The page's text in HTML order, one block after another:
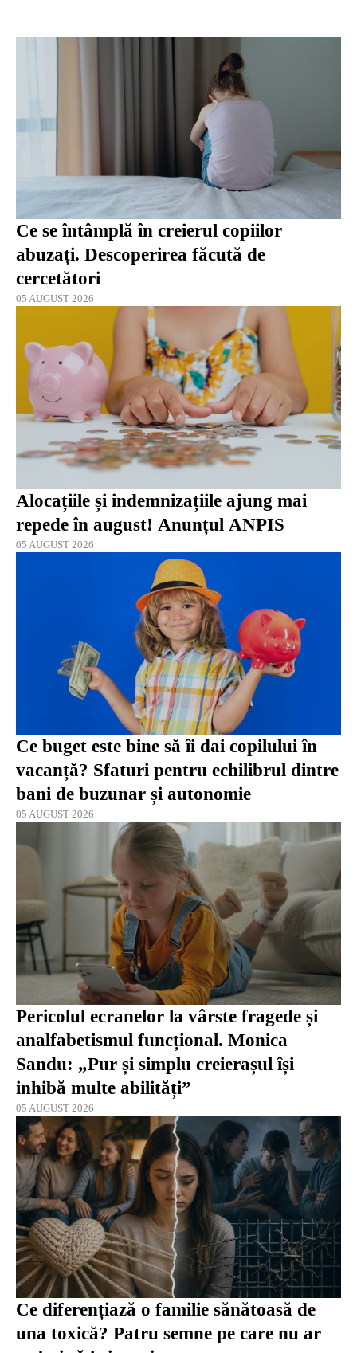
Ce se întâmplă în creierul copiilor
abuzați. Descoperirea făcută de
cercetători
05 AUGUST 2026
Alocațiile și indemnizațiile ajung mai
repede în august! Anunțul ANPIS
05 AUGUST 2026
Ce buget este bine să îi dai copilului în
vacanță? Sfaturi pentru echilibrul dintre
bani de buzunar și autonomie
05 AUGUST 2026
Pericolul ecranelor la vârste fragede și
analfabetismul funcțional. Monica
Sandu: „Pur și simplu creierașul își
inhibă multe abilități”
05 AUGUST 2026
Ce diferențiază o familie sănătoasă de
una toxică? Patru semne pe care nu ar